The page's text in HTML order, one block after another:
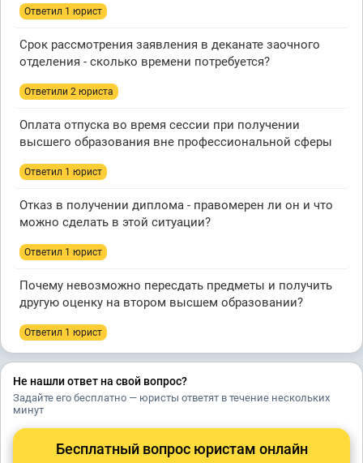
Ответил 1 юрист
Срок рассмотрения заявления в деканате заочного
отделения - сколько времени потребуется?
Ответили 2 юристa
Оплата отпуска во время сессии при получении
высшего образования вне профессиональной сферы
Ответил 1 юрист
Отказ в получении диплома - правомерен ли он и что
можно сделать в этой ситуации?
Ответил 1 юрист
Почему невозможно пересдать предметы и получить
другую оценку на втором высшем образовании?
Ответил 1 юрист
Не нашли ответ на свой вопрос?
Задайте его бесплатно — юристы ответят в течение нескольких
минут
Бесплатный вопрос юристам онлайн